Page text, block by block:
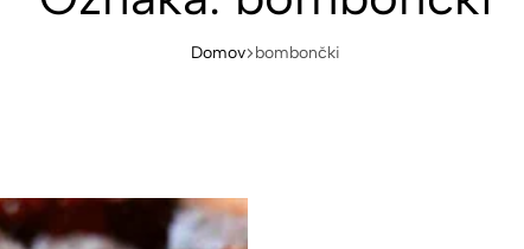
Domov bombončki